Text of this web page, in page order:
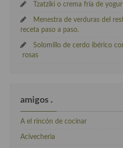
Tzatziki o crema fría de
Menestra de verduras del
receta paso a paso.
Solomillo de cerdo ibérico
rosas
amigos .
A el rincón de cocinar
Acivecheria